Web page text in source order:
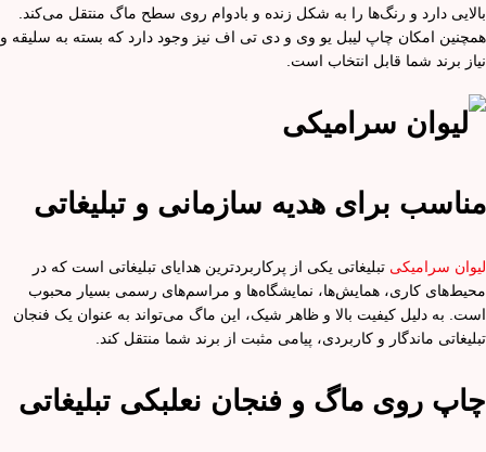
بالایی دارد و رنگ‌ها را به شکل زنده و بادوام روی سطح ماگ منتقل می‌کند.
همچنین امکان چاپ لیبل یو وی و دی تی اف نیز وجود دارد که بسته به سلیقه و
نیاز برند شما قابل انتخاب است.
مناسب برای هدیه سازمانی و تبلیغاتی
لیوان سرامیکی تبلیغاتی یکی از پرکاربردترین هدایای تبلیغاتی است که در
محیط‌های کاری، همایش‌ها، نمایشگاه‌ها و مراسم‌های رسمی بسیار محبوب
است. به دلیل کیفیت بالا و ظاهر شیک، این ماگ می‌تواند به عنوان یک فنجان
تبلیغاتی ماندگار و کاربردی، پیامی مثبت از برند شما منتقل کند.
چاپ روی ماگ و فنجان نعلبکی تبلیغاتی